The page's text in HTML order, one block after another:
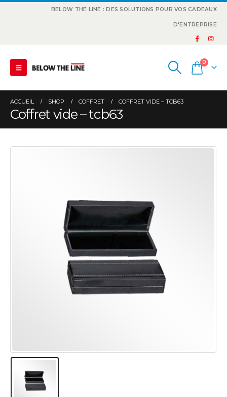
BELOW THE LINE : DES SOLUTIONS POUR VOS CADEAUX
D'ENTREPRISE
0
ACCUEIL SHOP COFFRET COFFRET VIDE – TCB63
Coffret vide – tcb63